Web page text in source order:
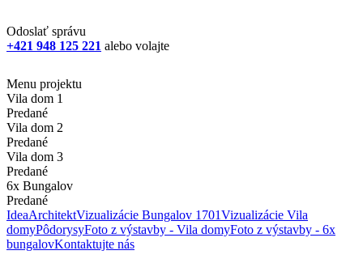
Odoslať správu
+421 948 125 221 alebo volajte
Menu projektu
Vila dom 1
Predané
Vila dom 2
Predané
Vila dom 3
Predané
6x Bungalov
Predané
IdeaArchitektVizualizácie Bungalov 1701Vizualizácie Vila
domyPôdorysyFoto z výstavby - Vila domyFoto z výstavby - 6x
bungalovKontaktujte nás